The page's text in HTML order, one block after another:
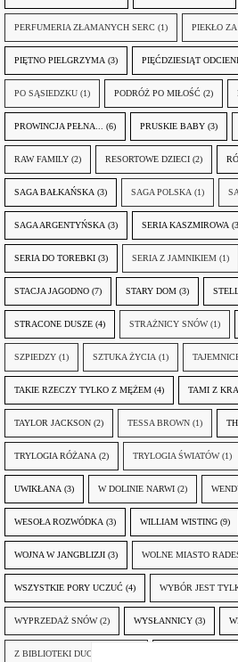
PERFUMERIA ZŁAMANYCH SERC (1) PIEKŁO
PIĘTNO PIELGRZYMA (3) PIĘĆDZIESIĄT ODCIENI
PO SĄSIEDZKU (1) PODRÓŻ PO MIŁOŚĆ (2)
PROWINCJA PEŁNA... (6) PRUSKIE BABY (3)
RAW FAMILY (2) RESORTOWE DZIECI (2)
SAGA BAŁKAŃSKA (3) SAGA POLSKA (1)
SAGA ARGENTYŃSKA (3) SERIA KASZMIROWA
SERIA DO TOREBKI (3) SERIA Z JAMNIKIEM (1)
STACJA JAGODNO (7) STARY DOM (3)
STRACONE DUSZE (4) STRAŻNICY SNÓW (1)
SZPIEDZY (1) SZTUKA ŻYCIA (1)
TAKIE RZECZY TYLKO Z MĘŻEM (4) TAMI Z
TAYLOR JACKSON (2) TESSA BROWN (1)
TRYLOGIA RÓŻANA (2) TRYLOGIA ŚWIATÓW (1)
UWIKŁANA (3) W DOLINIE NARWI (2)
WESOŁA ROZWÓDKA (3) WILLIAM WISTING (9)
WOJNA W JANGBLIZJI (3) WOLNE MIASTO
WSZYSTKIE PORY UCZUĆ (4) WYBÓR JEST
WYPRZEDAŻ SNÓW (2) WYSŁANNICY (3)
Z BIBLIOTEKI DUCHA GÓR